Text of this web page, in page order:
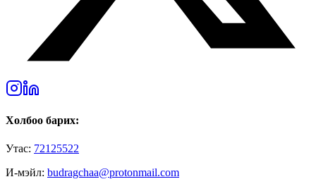
Холбоо барих:
Утас: 72125522
И-мэйл: budragchaa@protonmail.com